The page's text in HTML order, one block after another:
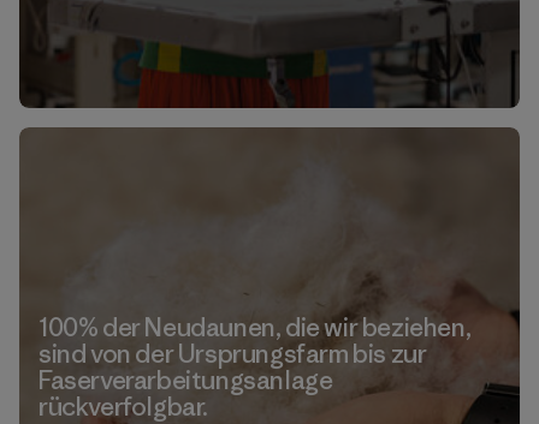
100% der Neudaunen, die wir beziehen,
sind von der Ursprungsfarm bis zur
Faserverarbeitungsanlage
rückverfolgbar.